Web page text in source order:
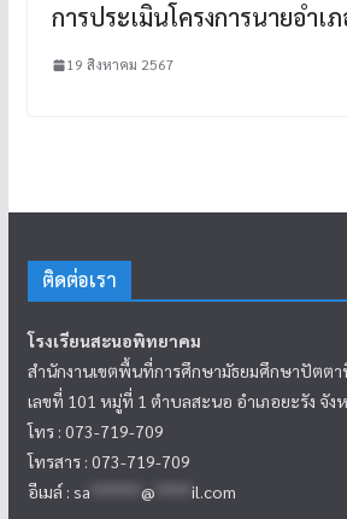
การประเมินโครงการนายอำเ
19 สิงหาคม 2567
ติดต่อเรา
โรงเรียนสะนอพิทยาคม
สำนักงานเขตพื้นที่การศึกษามัธยมศึกษาปัตตา
เลขที่ 101 หมู่ที่ 1 ตำบลสะนอ อำเภอยะรัง จั
โทร : 073-719-709
โทรสาร : 073-719-709
อีเมล์ : sa @ il.com